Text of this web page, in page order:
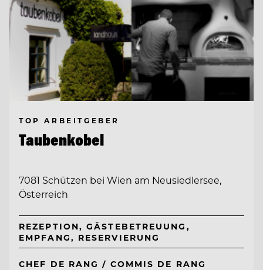
TOP ARBEITGEBER
Taubenkobel
7081 Schützen bei Wien am Neusiedlersee,
Österreich
REZEPTION, GÄSTEBETREUUNG,
EMPFANG, RESERVIERUNG
CHEF DE RANG / COMMIS DE RANG